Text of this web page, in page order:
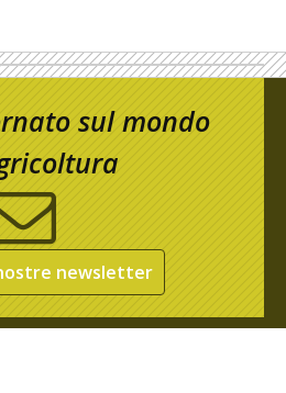
sul mondo
newsletter